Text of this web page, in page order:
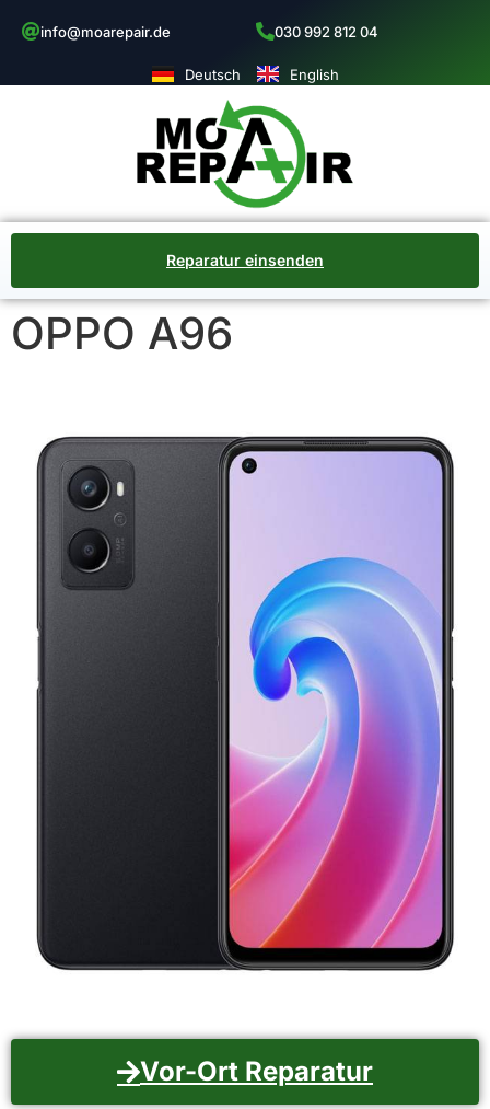
info@moarepair.de 030 992 812 04
Deutsch English
Reparatur einsenden
OPPO A96
Vor-Ort Reparatur